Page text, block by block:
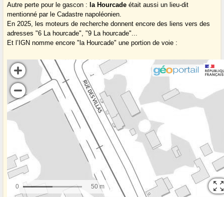
Autre perte pour le gascon : la Hourcade était aussi un lieu-dit
mentionné par le Cadastre napoléonien.
En 2025, les moteurs de recherche donnent encore des liens vers des
adresses "6 La hourcade", "9 La hourcade"...
Et l’IGN nomme encore "la Hourcade" une portion de voie :